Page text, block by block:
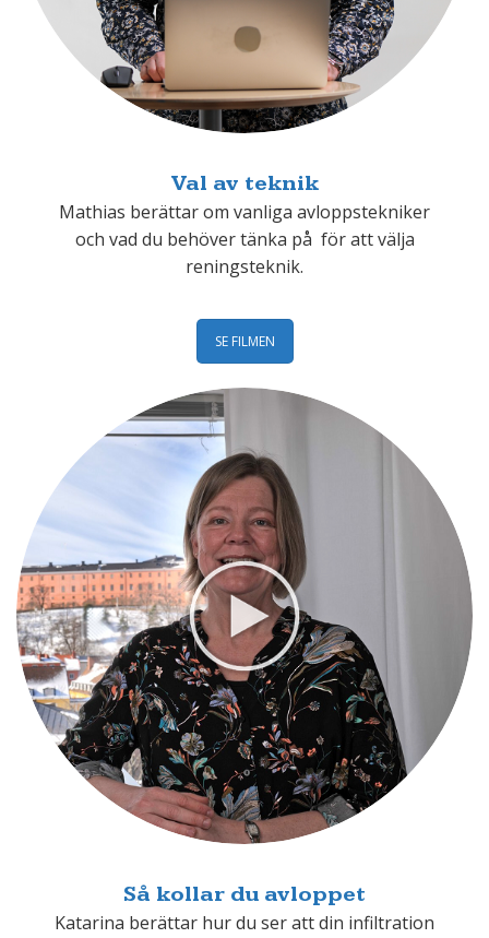
Val av teknik
Mathias berättar om vanliga avloppstekniker
och vad du behöver tänka på för att välja
reningsteknik.
SE FILMEN
Så kollar du avloppet
Katarina berättar hur du ser att din infiltration